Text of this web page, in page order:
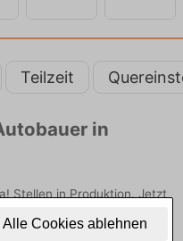
Alle Cookies ablehnen
Teilzeit
in
Stellen in Produktion. Jetzt